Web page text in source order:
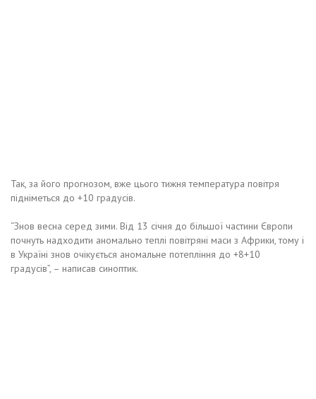
Так, за його прогнозом, вже цього тижня температура повітря
підніметься до +10 градусів.
“Знов весна серед зими. Від 13 січня до більшої частини Європи
почнуть надходити аномально теплі повітряні маси з Африки, тому і
в Україні знов очікується аномальне потепління до +8+10
градусів”, – написав синоптик.